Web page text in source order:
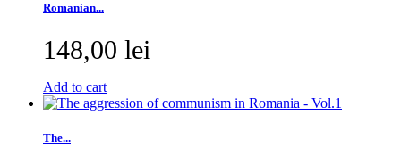
Romanian...
148,00 lei
Add to cart
The...